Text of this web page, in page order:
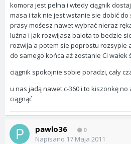
komora jest pełna i wtedy ciągnik
masa i tak nie jest wstanie sie dobić do
prasy mośesz nawet wybrać nieraz
luźna i jak rozwijasz balota to bedzie
rozwija a potem sie poprostu rozsypie
do samego końca aż zostanie Ci wałek
ciągnik spokojnie sobie poradzi, cały
u nas jadą nawet c-360 i to kiszonkę no
ciągnąć
pawlo36 0
Napisano 17 Maja 2011